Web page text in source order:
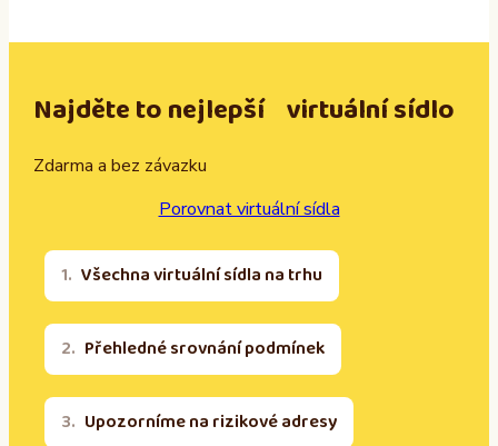
Najděte to nejlepší virtuální sídlo
Zdarma a bez závazku
Porovnat virtuální sídla
Všechna virtuální sídla na trhu
Přehledné srovnání podmínek
Upozorníme na rizikové adresy